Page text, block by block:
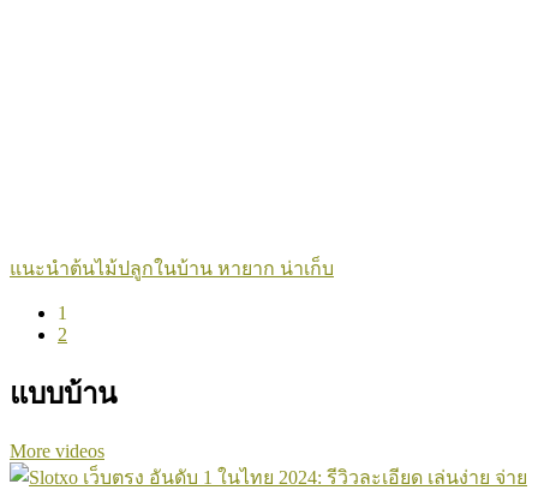
แนะนำต้นไม้ปลูกในบ้าน หายาก น่าเก็บ
1
2
แบบบ้าน
More videos